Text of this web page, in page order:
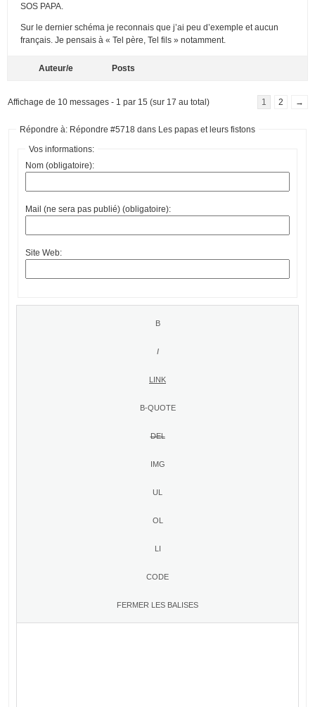
SOS PAPA.
Sur le dernier schéma je reconnais que j’ai peu d’exemple et aucun
français. Je pensais à « Tel père, Tel fils » notamment.
Auteur/e Posts
Affichage de 10 messages - 1 par 15 (sur 17 au total) 1 2 →
Répondre à: Répondre #5718 dans Les papas et leurs fistons
Vos informations:
Nom (obligatoire):
Mail (ne sera pas publié) (obligatoire):
Site Web: